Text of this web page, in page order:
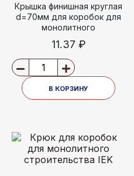
Крышка финишная круглая
d=70мм для коробок для
монолитного
11.37 ₽
В КОРЗИНУ